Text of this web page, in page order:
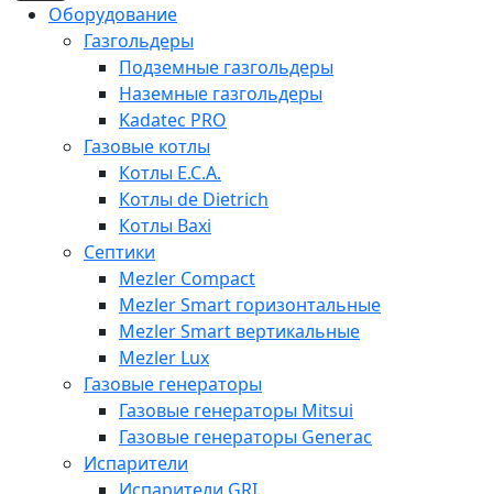
Оборудование
Газгольдеры
Подземные газгольдеры
Наземные газгольдеры
Kadatec PRO
Газовые котлы
Котлы E.C.A.
Котлы de Dietrich
Котлы Baxi
Септики
Mezler Compact
Mezler Smart горизонтальные
Mezler Smart вертикальные
Mezler Lux
Газовые генераторы
Газовые генераторы Mitsui
Газовые генераторы Generac
Испарители
Испарители GRI